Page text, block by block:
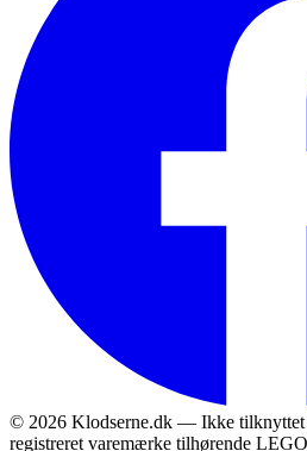
© 2026 Klodserne.dk — Ikke
registreret varemærke tilhørende